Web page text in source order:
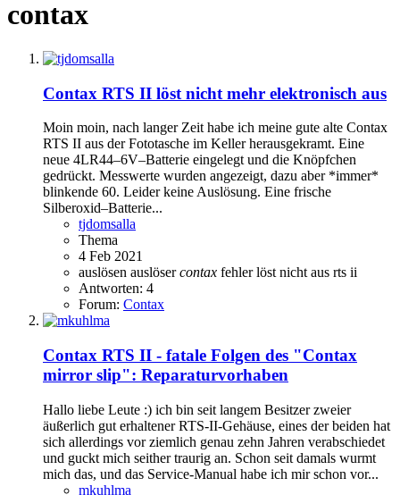
contax
Contax RTS II löst nicht mehr elektronisch aus
Moin moin, nach langer Zeit habe ich meine gute alte Contax
RTS II aus der Fototasche im Keller herausgekramt. Eine
neue 4LR44–6V–Batterie eingelegt und die Knöpfchen
gedrückt. Messwerte wurden angezeigt, dazu aber *immer*
blinkende 60. Leider keine Auslösung. Eine frische
Silberoxid–Batterie...
tjdomsalla
Thema
4 Feb 2021
auslösen auslösercontax fehlerlöst nicht aus rts ii
Antworten: 4
Forum: Contax
Contax RTS II - fatale Folgen des "Contax
mirror slip": Reparaturvorhaben
Hallo liebe Leute :) ich bin seit langem Besitzer zweier
äußerlich gut erhaltener RTS-II-Gehäuse, eines der beiden hat
sich allerdings vor ziemlich genau zehn Jahren verabschiedet
und guckt mich seither traurig an. Schon seit damals wurmt
mich das, und das Service-Manual habe ich mir schon vor...
mkuhlma